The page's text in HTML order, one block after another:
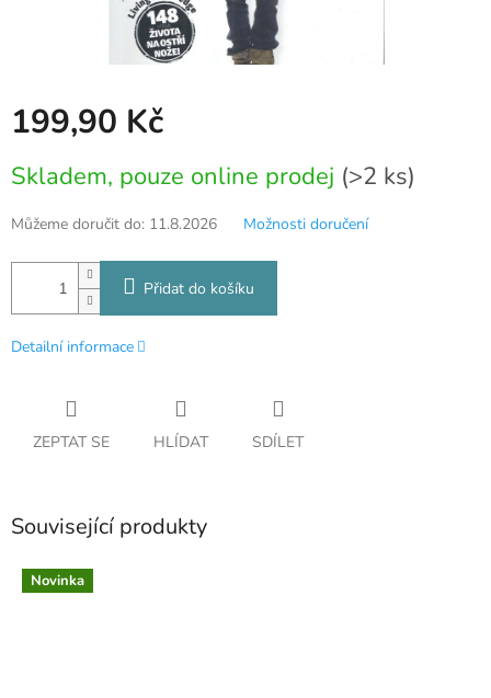
199,90 Kč
cena:
Skladem, pouze online prodej (>2 ks)
Můžeme doručit do: 11.8.2026 Možnosti doručení
Přidat do košíku
Detailní informace
ZEPTAT SE HLÍDAT SDÍLET
Související produkty
Novinka